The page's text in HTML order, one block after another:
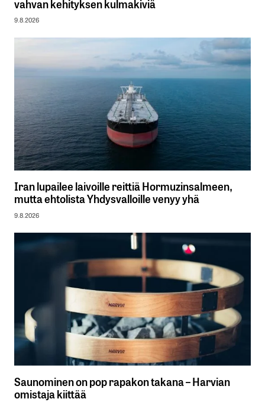
vahvan kehityksen kulmakiviä
9.8.2026
Iran lupailee laivoille reittiä Hormuzinsalmeen,
mutta ehtolista Yhdysvalloille venyy yhä
9.8.2026
Saunominen on pop rapakon takana – Harvian
omistaja kiittää